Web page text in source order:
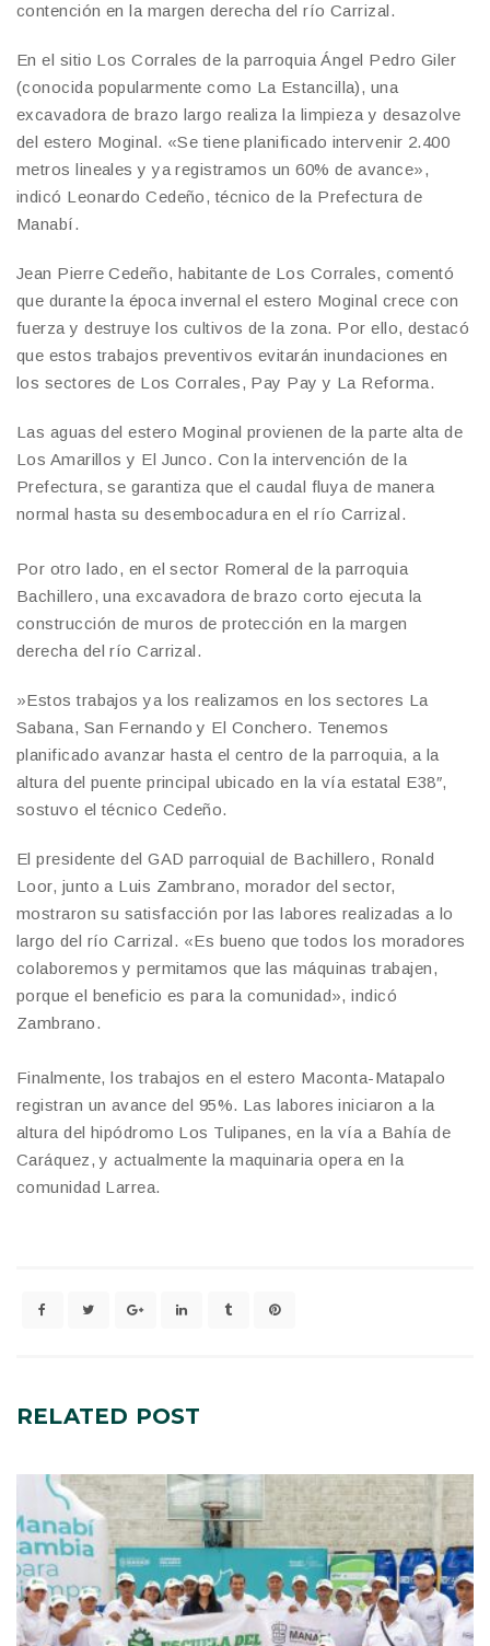
contención en la margen derecha del río Carrizal.
En el sitio Los Corrales de la parroquia Ángel Pedro Giler
(conocida popularmente como La Estancilla), una
excavadora de brazo largo realiza la limpieza y desazolve
del estero Moginal. «Se tiene planificado intervenir 2.400
metros lineales y ya registramos un 60% de avance»,
indicó Leonardo Cedeño, técnico de la Prefectura de
Manabí.
​Jean Pierre Cedeño, habitante de Los Corrales, comentó
que durante la época invernal el estero Moginal crece con
fuerza y destruye los cultivos de la zona. Por ello, destacó
que estos trabajos preventivos evitarán inundaciones en
los sectores de Los Corrales, Pay Pay y La Reforma.
​Las aguas del estero Moginal provienen de la parte alta de
Los Amarillos y El Junco. Con la intervención de la
Prefectura, se garantiza que el caudal fluya de manera
normal hasta su desembocadura en el río Carrizal.
​Por otro lado, en el sector Romeral de la parroquia
Bachillero, una excavadora de brazo corto ejecuta la
construcción de muros de protección en la margen
derecha del río Carrizal.
​»Estos trabajos ya los realizamos en los sectores La
Sabana, San Fernando y El Conchero. Tenemos
planificado avanzar hasta el centro de la parroquia, a la
altura del puente principal ubicado en la vía estatal E38″,
sostuvo el técnico Cedeño.
​El presidente del GAD parroquial de Bachillero, Ronald
Loor, junto a Luis Zambrano, morador del sector,
mostraron su satisfacción por las labores realizadas a lo
largo del río Carrizal. «Es bueno que todos los moradores
colaboremos y permitamos que las máquinas trabajen,
porque el beneficio es para la comunidad», indicó
Zambrano.
Finalmente, los trabajos en el estero Maconta-Matapalo
registran un avance del 95%. Las labores iniciaron a la
altura del hipódromo Los Tulipanes, en la vía a Bahía de
Caráquez, y actualmente la maquinaria opera en la
comunidad Larrea.
RELATED POST